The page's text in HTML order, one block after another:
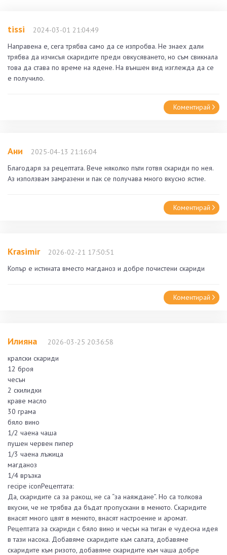
tissi
2024-03-01 21:04:49
Направена е, сега трябва само да се изпробва. Не знаех дали
трябва да изчисъя скаридите преди овкусяването, но съм свикнала
това да става по време на ядене. На външен вид изглежда да се
е получило.
Коментирай
Ани
2025-04-13 21:16:04
Благодаря за рецептата. Вече няколко пъти готвя скариди по нея.
Аз използвам замразени и пак се получава много вкусно ястие.
Коментирай
Krasimir
2026-02-21 17:50:51
Копър е истината вместо магданоз и добре почистени скариди
Коментирай
Илияна
2026-03-25 20:36:58
кралски скариди
12 броя
чесън
2 скилидки
краве масло
30 грама
бяло вино
1/2 чаена чаша
пушен червен пипер
1/3 чаена лъжица
магданоз
1/4 връзка
recipe iconРецептата:
Да, скаридите са за ракош, не са “за наяждане”. Но са толкова
вкусни, че не трябва да бъдат пропускани в менюто. Скаридите
внасят много цвят в менюто, внасят настроение и аромат.
Рецептата за скариди с бяло вино и чесън на тиган е чудесна идея
в тази насока. Добавяме скаридите към салата, добавяме
скаридите към ризото, добавяме скаридите към чаша добре